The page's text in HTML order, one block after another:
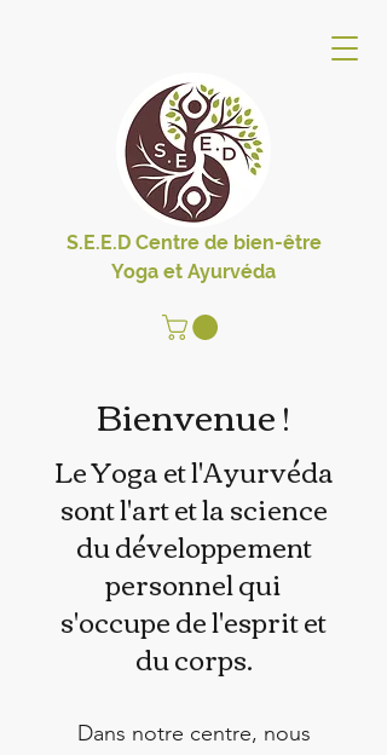
S.E.E.D Centre de bien-être
Yoga et Ayurvéda
Bienvenue !
Le Yoga et l'Ayurvéda
sont l'art et la science
du développement
personnel qui
s'occupe de l'esprit et
du corps.
Dans notre centre, nous